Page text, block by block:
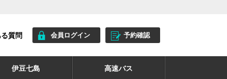
質問 会員ログイン 予約確認
伊豆七島 高速バス